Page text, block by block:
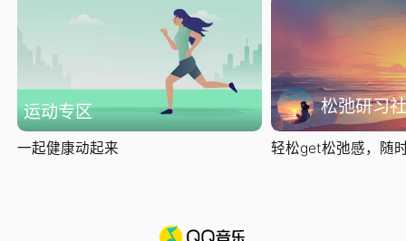
运动专区
一起健康动起来
松弛研习社
轻松get松弛感，随